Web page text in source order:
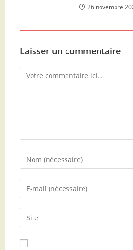
26 novembre
Laisser un commentaire